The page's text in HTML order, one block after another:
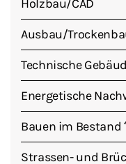
Holzbau/CAD
Ausbau/
Technische
Energetische
Bauen im Bestand
Strassen- und